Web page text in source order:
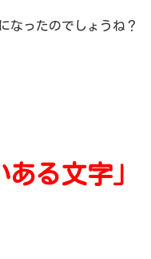
なったのでしょうね？
ある文字」